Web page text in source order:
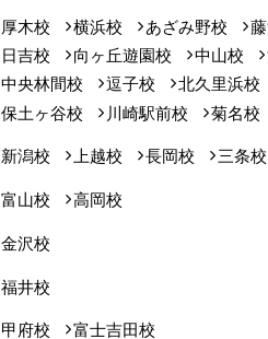
厚木校 横浜校 あざみ野校
日吉校
向ヶ丘遊園校 中山校
中央林間校
逗子校
北久里浜校
保土ヶ谷校
川崎駅前校 菊名校
新潟校 上越校 長岡校 三条校
富山校 高岡校
金沢校
福井校
甲府校 富士吉田校